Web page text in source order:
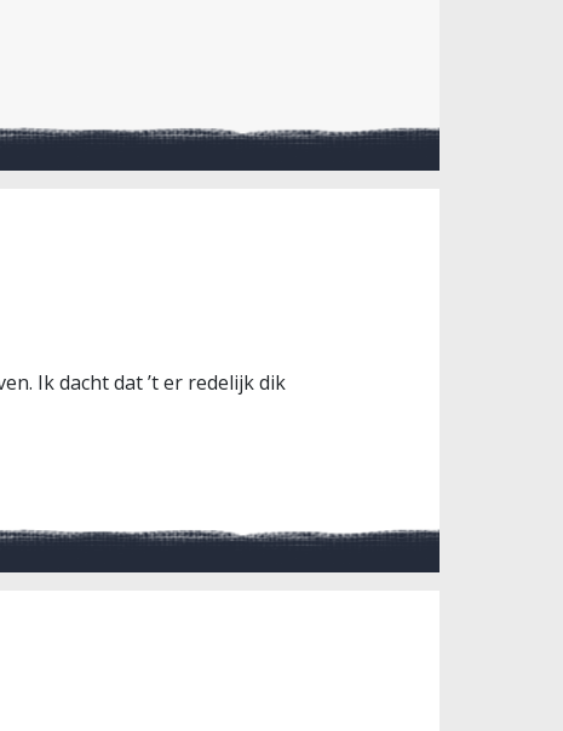
Ik dacht dat ’t er redelijk dik